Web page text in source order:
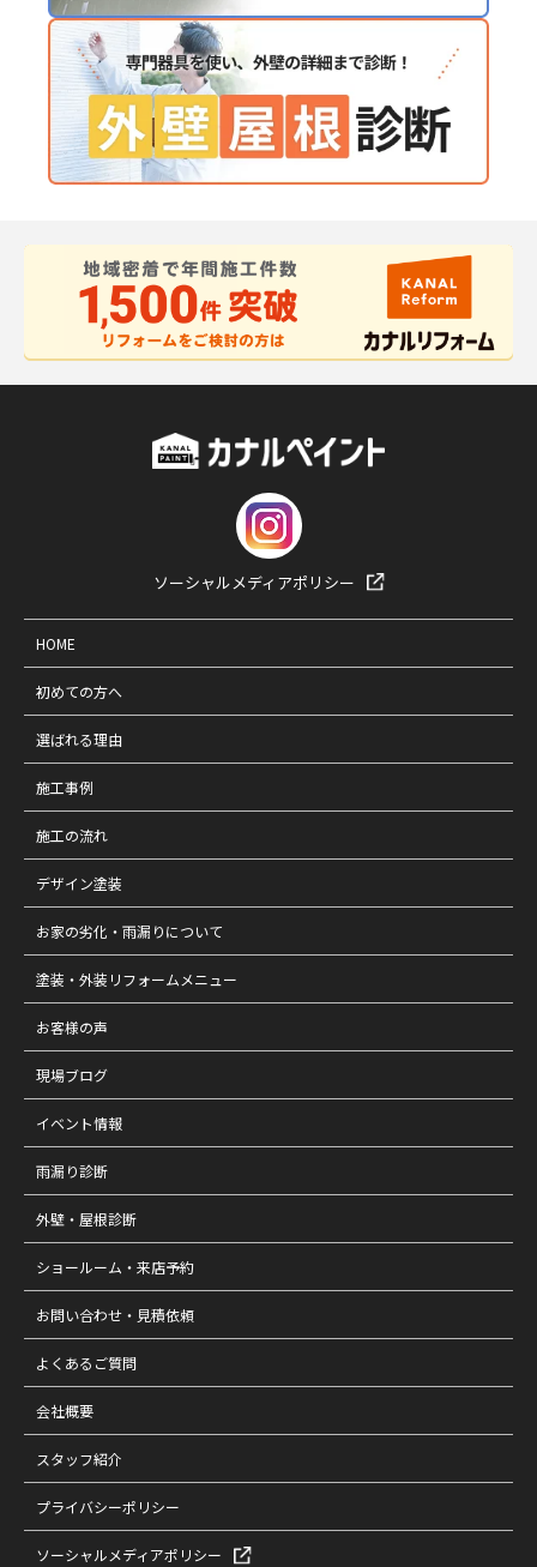
ソーシャルメディアポリシー
HOME
初めての方へ
選ばれる理由
施工事例
施工の流れ
デザイン塗装
お家の劣化・雨漏りについて
塗装・外装リフォームメニュー
お客様の声
現場ブログ
イベント情報
雨漏り診断
外壁・屋根診断
ショールーム・来店予約
お問い合わせ・見積依頼
よくあるご質問
会社概要
スタッフ紹介
プライバシーポリシー
ソーシャルメディアポリシー